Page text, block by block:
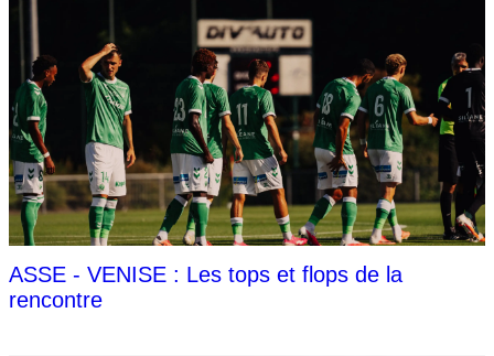
ASSE - VENISE : Les tops et flops de la
rencontre